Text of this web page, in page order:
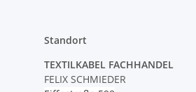
Standort
TEXTILKABEL FACHHANDEL
FELIX SCHMIEDER